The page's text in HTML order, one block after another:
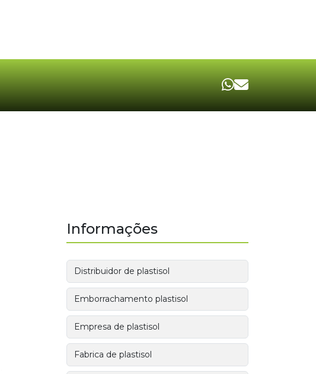
Informações
Distribuidor de plastisol
Emborrachamento plastisol
Empresa de plastisol
Fabrica de plastisol